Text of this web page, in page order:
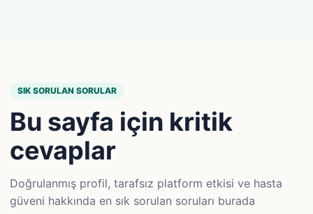
SIK SORULAN SORULAR
Bu sayfa için kritik
cevaplar
Doğrulanmış profil, tarafsız platform etkisi ve hasta
güveni hakkında en sık sorulan soruları burada